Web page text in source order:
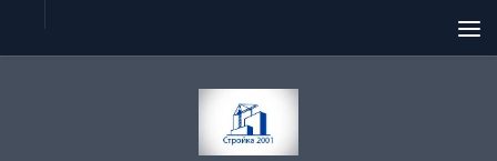
Перейти к содержимому